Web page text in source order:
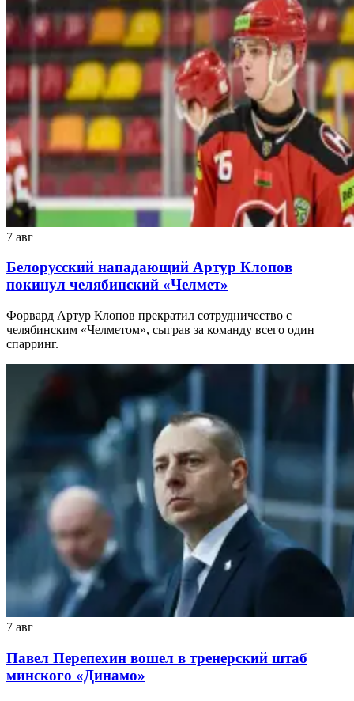
7 авг
Белорусский нападающий Артур Клопов
покинул челябинский «Челмет»
Форвард Артур Клопов прекратил сотрудничество с
челябинским «Челметом», сыграв за команду всего один
спарринг.
7 авг
Павел Перепехин вошел в тренерский штаб
минского «Динамо»